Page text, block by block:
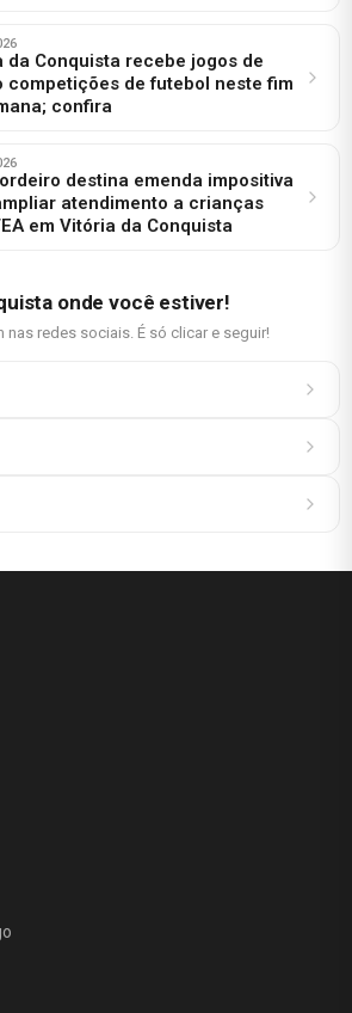
da Conquista recebe jogos de
competições de futebol neste fim
confira
destina emenda impositiva
atendimento a crianças
em Vitória da Conquista
onde você estiver!
nas redes sociais. É só clicar e seguir!